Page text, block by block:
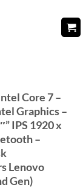
Core 7 –
Graphics –
IPS 1920 x
–
Lenovo
Gen)